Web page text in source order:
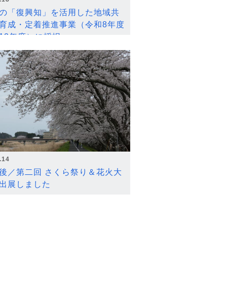
「復興知」を活用した地域共
成・定着推進事業（令和8年度
年度）に採択
／第二回 さくら祭り＆花火大
展しました